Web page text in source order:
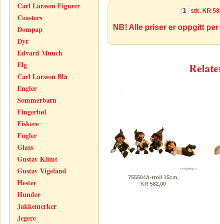
Carl Larsson Figurer
Coasters
Dompap
Dyr
Edvard Munch
Elg
Carl Larsson Blå
Engler
Sommerbarn
Fingerbøl
Fiskere
Fugler
Glass
Gustav Klimt
Gustav Vigeland
Hester
Hunder
Jakkemerker
Jegere
stk. KR
NB! Alle priser er oppgitt
755504A-troll 15cm.
KR 582,00